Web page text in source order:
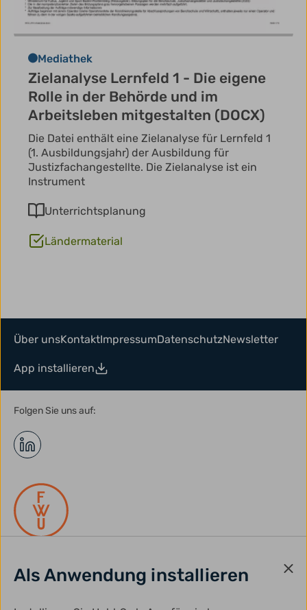
Mediathek
Zielanalyse Lernfeld 1 - Die eigene
Rolle in der Behörde und im
Arbeitsleben mitgestalten (DOCX)
Die Datei enthält eine Zielanalyse für Lernfeld 1
(1. Ausbildungsjahr) der Ausbildung für
Justizfachangestellte. Die Zielanalyse ist ein
Instrument
Unterrichtsplanung
Ländermaterial
Als Anwendung installieren
Über unsKontaktImpressumDatenschutzNewsletter
App installieren
Folgen Sie uns auf:
gefördert durch: